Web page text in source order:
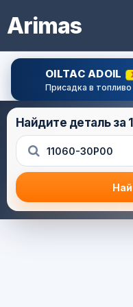
Arimas
OILTAC ADOIL
Присадка в топливо
Найдите деталь за